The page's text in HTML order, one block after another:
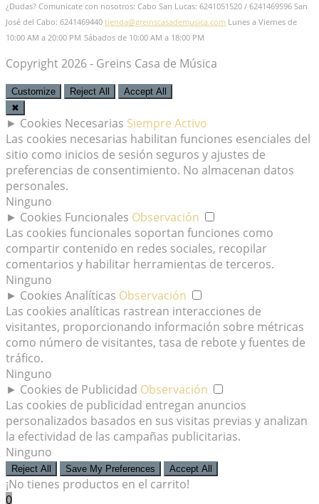
¿Dudas? Comunicate con nosotros: Cabo San Lucas: 6241051520 / 6241469596 San
José del Cabo: 6241469440 tienda@greinscasademusica.com Lunes a Viernes de
10:00 AM a 20:00 PM Sábados de 10:00 AM a 18:00 PM
Copyright 2026 - Greins Casa de Música
Customize Reject All
Accept All
✖
► Cookies Necesarias Siempre Activo
Las cookies necesarias habilitan funciones esenciales del
sitio como inicios de sesión seguros y ajustes de
preferencias de consentimiento. No almacenan datos
personales.
Ninguno
► Cookies Funcionales Observación
Las cookies funcionales soportan funciones como
compartir contenido en redes sociales, recopilar
comentarios y habilitar herramientas de terceros.
Ninguno
► Cookies Analíticas Observación
Las cookies analíticas rastrean interacciones de
visitantes, proporcionando información sobre métricas
como número de visitantes, tasa de rebote y fuentes de
tráfico.
Ninguno
► Cookies de Publicidad Observación
Las cookies de publicidad entregan anuncios
personalizados basados en sus visitas previas y analizan
la efectividad de las campañas publicitarias.
Ninguno
Reject All Save My Preferences Accept All
¡No tienes productos en el carrito!
0